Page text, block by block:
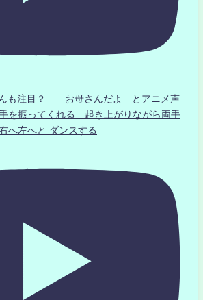
んも注目？ お母さんだよ とアニメ声
を振ってくれる 起き上がりながら両手
へ左へと ダンスする